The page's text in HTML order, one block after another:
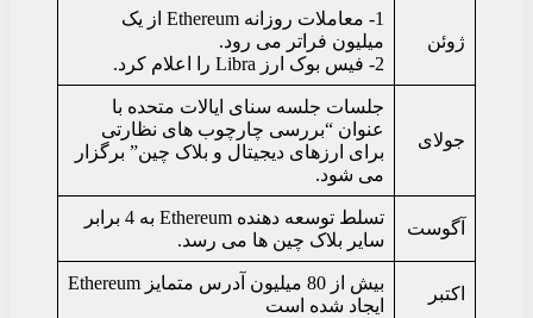
ژوئن
1- معاملات روزانه Ethereum از یک
میلیون فراتر می رود.
2- فیس بوک ارز Libra را اعلام کرد.
جولای
جلسات جلسه سنای ایالات متحده با
عنوان “بررسی چارچوب های نظارتی
برای ارزهای دیجیتال و بلاک چین” برگزار
می شود.
آگوست
تسلط توسعه دهنده Ethereum به 4 برابر
سایر بلاک چین ها می رسد.
اکتبر
بیش از 80 میلیون آدرس متمایز Ethereum
ایجاد شده است